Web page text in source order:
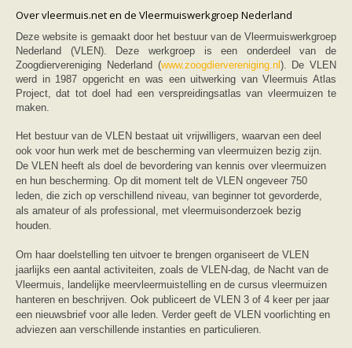
Limburg
Noord-Brabant
Noord-Holland
Overijssel
Utrecht
Zeeland
Zuid-Holland
Bescherming
Soortbescherming
Gebiedsbescherming
Hulp bij bouwplannen en bomenkap
Vleermuisprotocol
Knelpunten in vleermuisbescherming
Vleermuis advies en onderzoekbureaus
Doe mee
Meedoen
Landelijk zoogdierwerkgroepen
Regionale of provinciale werkgroepen
Jeugd
Internationaal
Landelijke natuurverenigingen
Over vleermuis.net en de Vleermuiswerkgroep Nederland
Deze website is gemaakt door het bestuur van de Vleermuiswerkgroep
Nederland (VLEN). Deze werkgroep is een onderdeel van de
Zoogdiervereniging Nederland (www.zoogdiervereniging.nl ). De VLEN
werd in 1987 opgericht en was een uitwerking van Vleermuis Atlas
Project, dat tot doel had een verspreidingsatlas van vleermuizen te
maken.
Het bestuur van de VLEN bestaat uit vrijwilligers, waarvan een deel
ook voor hun werk met de bescherming van vleermuizen bezig zijn.
De VLEN heeft als doel de bevordering van kennis over vleermuizen
en hun bescherming. Op dit moment telt de VLEN ongeveer 750
leden, die zich op verschillend niveau, van beginner tot gevorderde,
als amateur of als professional, met vleermuisonderzoek bezig
houden.
Om haar doelstelling ten uitvoer te brengen organiseert de VLEN
jaarlijks een aantal activiteiten, zoals de VLEN-dag, de Nacht van de
Vleermuis, landelijke meervleermuistelling en de cursus vleermuizen
hanteren en beschrijven. Ook publiceert de VLEN 3 of 4 keer per jaar
een nieuwsbrief voor alle leden. Verder geeft de VLEN voorlichting en
adviezen aan verschillende instanties en particulieren.